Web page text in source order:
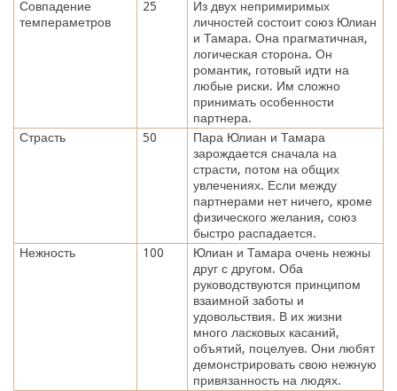
Совпадение
темпераметров
25
Из двух непримиримых
личностей состоит союз Юлиан
и Тамара. Она прагматичная,
логическая сторона. Он
романтик, готовый идти на
любые риски. Им сложно
принимать особенности
партнера.
Страсть
50
Пара Юлиан и Тамара
зарождается сначала на
страсти, потом на общих
увлечениях. Если между
партнерами нет ничего, кроме
физического желания, союз
быстро распадается.
Нежность
100
Юлиан и Тамара очень нежны
друг с другом. Оба
руководствуются принципом
взаимной заботы и
удовольствия. В их жизни
много ласковых касаний,
объятий, поцелуев. Они любят
демонстрировать свою нежную
привязанность на людях.